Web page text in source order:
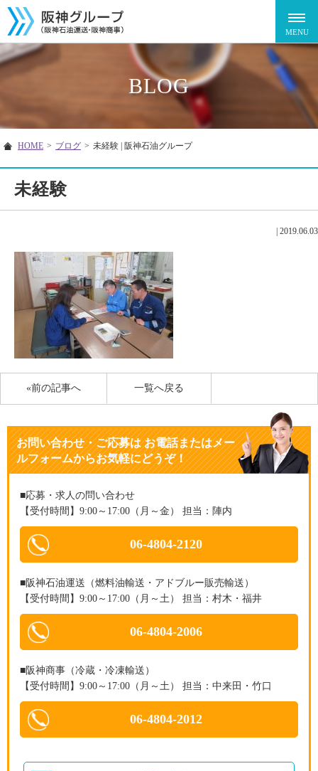
BLOG
HOME > ブログ > 未経験 | 阪神石油グループ
未経験
2019.06.03
«前の記事へ 一覧へ戻る
お問い合わせ・ご応募はお電話またはメー
ルフォームからお気軽にどうぞ！
■応募・求人の問い合わせ
【受付時間】9:00～17:00（月～金） 担当：陣内
06-4804-2120
■阪神石油運送（燃料油輸送・アドブルー販売輸送）
【受付時間】9:00～17:00（月～土） 担当：村木・福井
06-4804-2006
■阪神商事（冷蔵・冷凍輸送）
【受付時間】9:00～17:00（月～土） 担当：中来田・竹口
06-4804-2012